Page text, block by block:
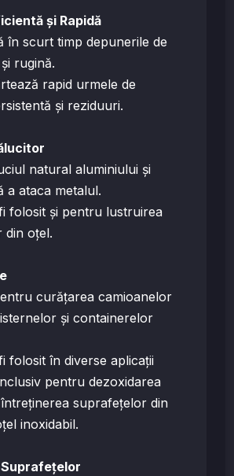
și Rapidă
scurt timp depunerile de
rugină.
rapid urmele de
și reziduuri.
natural aluminiului și
a ataca metalul.
și pentru lustruirea
din oțel.
curățarea camioanelor
și containerelor
în diverse aplicații
pentru dezoxidarea
suprafețelor din
inoxidabil.